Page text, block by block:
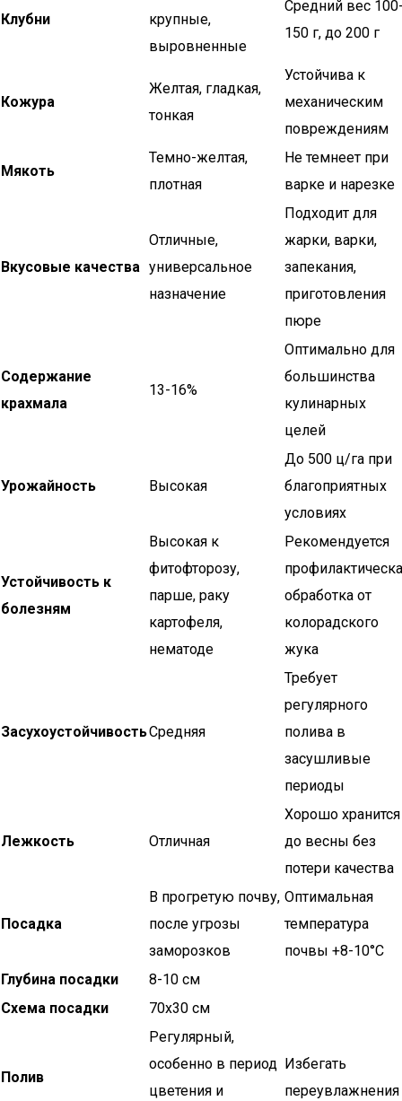
Клубни
крупные,
выровненные
Средний вес
150 г, до 200 г
Кожура
Желтая, гладкая,
тонкая
Устойчива к
механическим
повреждениям
Мякоть
Темно-желтая,
плотная
Не темнеет при
варке и нарезке
Вкусовые качества
Отличные,
универсальное
назначение
Подходит для
жарки, варки,
запекания,
приготовления
пюре
Содержание
крахмала
13-16%
Оптимально для
большинства
кулинарных
целей
Урожайность Высокая
До 500 ц/га при
благоприятных
условиях
Устойчивость к
болезням
Высокая к
фитофторозу,
парше, раку
картофеля,
нематоде
Рекомендуется
обработка от
колорадского
жука
ЗасухоустойчивостьСредняя
Требует
регулярного
полива в
засушливые
периоды
Лежкость Отличная
Хорошо хранится
до весны без
потери качества
Посадка
В прогретую почву,
после угрозы
заморозков
Оптимальная
температура
почвы +8-10°C
Глубина посадки
8-10 см
Схема посадки
70х30 см
Полив
Регулярный,
особенно в период
цветения и
Избегать
переувлажнения